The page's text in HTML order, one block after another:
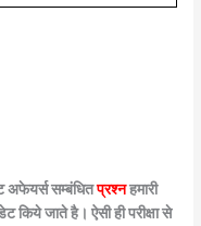
अफेयर्स सम्बंधितप्रश्नहमारी
किये जाते है। ऐसी ही परीक्षा से